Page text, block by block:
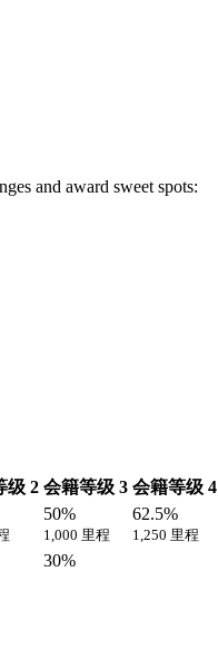
and award sweet spots:
级 2 会籍等级 3 会籍等级 4
50%
1,000 里程
62.5%
1,250 里程
30%